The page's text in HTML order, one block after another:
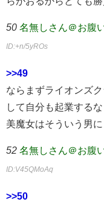
50 名無しさん＠お腹
ID:+n/5yROs
>>49
ならまずライオンズ
して自分も起業する
美魔女はそういう男に
52 名無しさん＠お腹
ID:V45QMoAq
>>50